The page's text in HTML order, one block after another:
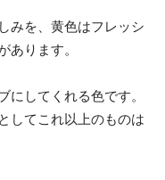
みを、黄色はフレッシ
あります。
にしてくれる色です。
してこれ以上のものは